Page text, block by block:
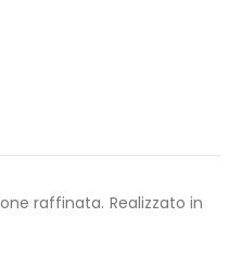
raffinata. Realizzato in